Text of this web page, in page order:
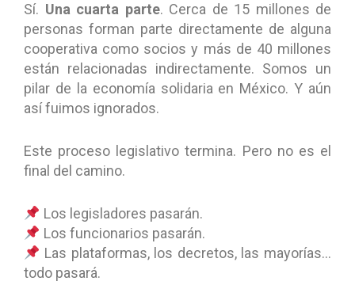
Sí. Una cuarta parte. Cerca de 15 millones de
personas forman parte directamente de alguna
cooperativa como socios y más de 40 millones
están relacionadas indirectamente. Somos un
pilar de la economía solidaria en México. Y aún
así fuimos ignorados.
Este proceso legislativo termina. Pero no es el
final del camino.
Los legisladores pasarán.
Los funcionarios pasarán.
Las plataformas, los decretos, las mayorías…
todo pasará.